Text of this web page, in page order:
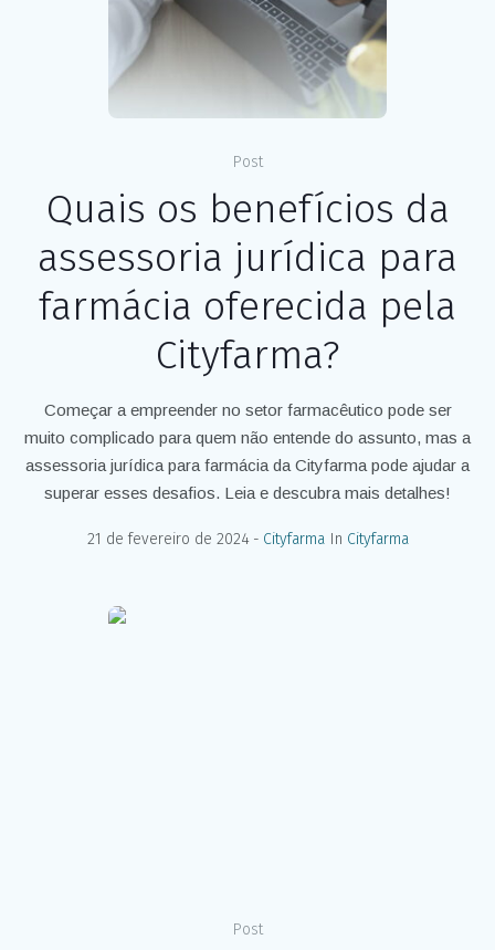
Post
Quais os benefícios da
assessoria jurídica para
farmácia oferecida pela
Cityfarma?
Começar a empreender no setor farmacêutico pode ser
muito complicado para quem não entende do assunto, mas a
assessoria jurídica para farmácia da Cityfarma pode ajudar a
superar esses desafios. Leia e descubra mais detalhes!
21 de fevereiro de 2024 Cityfarma In Cityfarma
Post